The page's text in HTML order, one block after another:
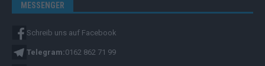
MESSENGER
Schreib uns auf Facebook
Telegram:0162 862 71 99